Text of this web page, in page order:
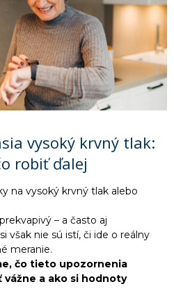
vysoký krvný tlak:
robiť ďalej
na vysoký krvný tlak alebo
– a často aj
však nie sú istí, či ide o reálny
meranie.
čo tieto upozornenia
vážne a ako si hodnoty